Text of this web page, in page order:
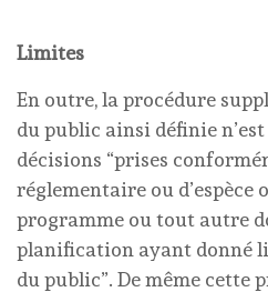
Limites
En outre, la procédure
du public ainsi définie
décisions “prises
réglementaire ou d’espèce
programme ou tout autre
planification ayant donné
du public”. De même cette